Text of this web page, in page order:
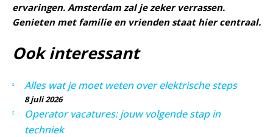
ervaringen. Amsterdam zal je zeker verrassen.
Genieten met familie en vrienden staat hier centraal.
Ook interessant
Alles wat je moet weten over elektrische steps
8 juli 2026
Operator vacatures: jouw volgende stap in
techniek